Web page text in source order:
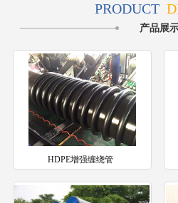
PRODUCT
产品展
HDPE增强缠绕管